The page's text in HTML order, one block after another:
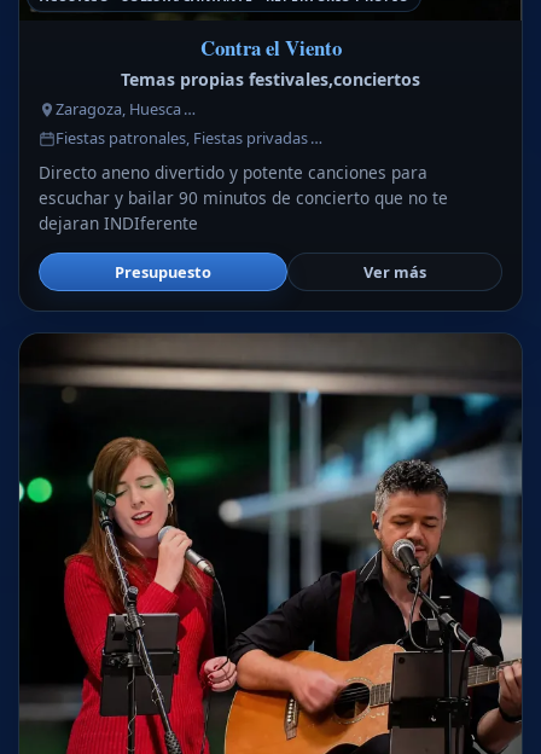
Contra el Viento
Temas propias festivales,conciertos
Zaragoza, Huesca …
Fiestas patronales, Fiestas privadas …
Directo aneno divertido y potente canciones para
escuchar y bailar 90 minutos de concierto que no te
dejaran INDIferente
Presupuesto Ver más